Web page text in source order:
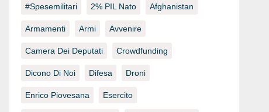
#spesemilitari 2% PIL Nato Afghanistan
Armamenti Armi Avvenire
Camera Dei Deputati Crowdfunding
Dicono Di Noi Difesa Droni
Enrico Piovesana Esercito